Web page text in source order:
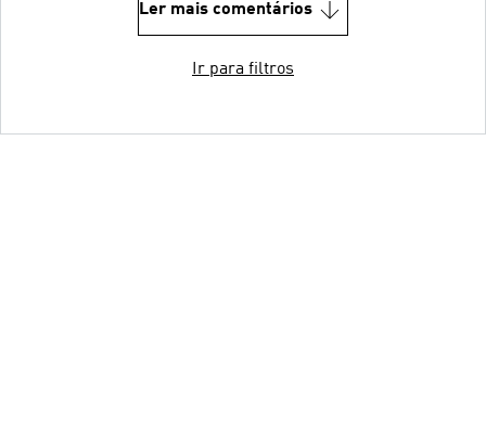
Ler mais comentários
Ir para filtros